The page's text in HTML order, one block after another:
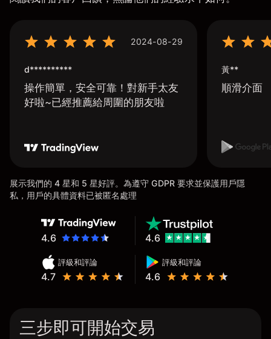
2024-08-29
d**********
操作簡單，安全可靠！對新手太友
好啦~已經推薦給周圍的朋友啦
黃**
順滑介面
展示我們的 4 星和 5 星好評。為遵守 GDPR 要求並保護用戶隱
私，用戶的具體資料已被匿名處理
4.6
評級和評論
4.7
評級和評論
4.6
4.6
三步即可開始交易